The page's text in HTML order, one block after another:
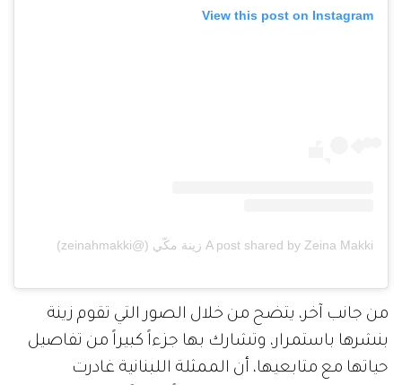
View this post on Instagram
A post shared by Zeina Makki زينة مكّي (@zeinahmakki)
من جانب آخر، يتضح من خلال الصور التي تقوم زينة
بنشرها باستمرار، وتشارك بها جزءاً كبيراً من تفاصيل
حياتها مع متابعيها، أن الممثلة اللبنانية غادرت